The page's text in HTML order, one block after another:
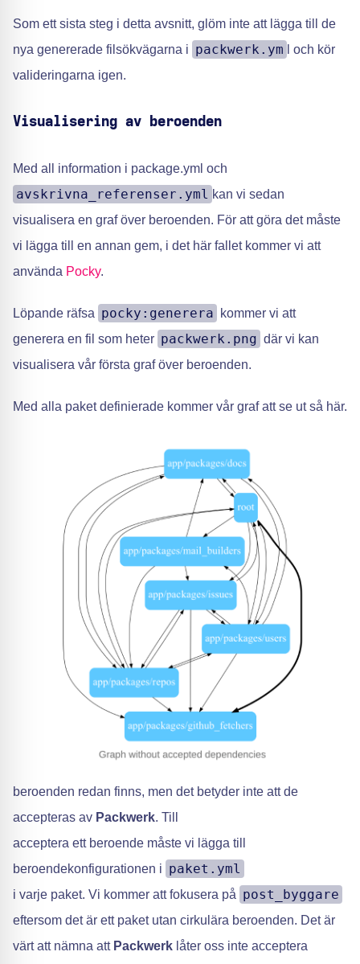
Som ett sista steg i detta avsnitt, glöm inte att lägga till de
nya genererade filsökvägarna i packwerk.ym
l och kör
valideringarna igen.
Visualisering av beroenden
Med all information i package.yml och
avskrivna_referenser.yml kan vi sedan
visualisera en graf över beroenden. För att göra det måste
vi lägga till en annan gem, i det här fallet kommer vi att
använda Pocky.
Löpande räfsa pocky:generera
kommer vi att
generera en fil som heter packwerk.png där vi kan
visualisera vår första graf över beroenden.
Med alla paket definierade kommer vår graf att se ut så här.
beroenden redan finns, men det betyder inte att de
accepteras av Packwerk. Till
acceptera ett beroende måste vi lägga till
beroendekonfigurationen i paket.yml
i varje paket. Vi kommer att fokusera på post_byggare
eftersom det är ett paket utan cirkulära beroenden. Det är
värt att nämna att Packwerk låter oss inte acceptera